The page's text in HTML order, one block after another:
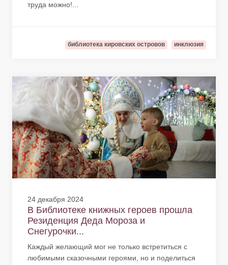
труда можно!...
библиотека кировских островов инклюзия
24 декабря 2024
В Библиотеке книжных героев прошла
Резиденция Деда Мороза и
Снегурочки...
Каждый желающий мог не только встретиться с
любимыми сказочными героями, но и поделиться